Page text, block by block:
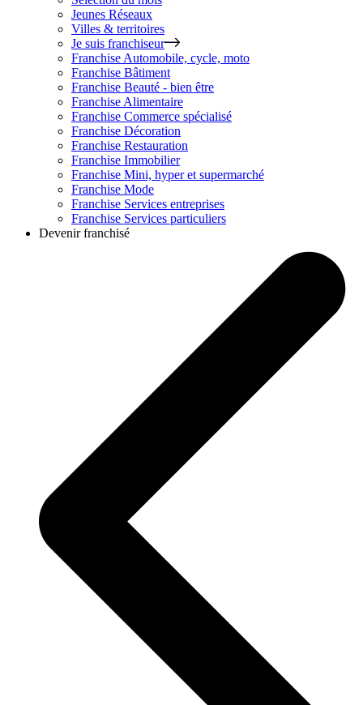
Jeunes Réseaux
Villes & territoires
Je suis franchiseur
Franchise Automobile, cycle, moto
Franchise Bâtiment
Franchise Beauté - bien être
Franchise Alimentaire
Franchise Commerce spécialisé
Franchise Décoration
Franchise Restauration
Franchise Immobilier
Franchise Mini, hyper et supermarché
Franchise Mode
Franchise Services entreprises
Franchise Services particuliers
Devenir franchisé